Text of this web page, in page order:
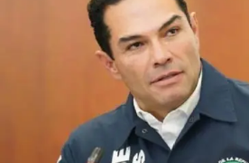
El senador mexiquense asegura
requiere mayores esfuerzos de
autoridades federales, estatales y
una asignación adecuada de
fortalecer capacidades operativas,
formación de los cuerpos